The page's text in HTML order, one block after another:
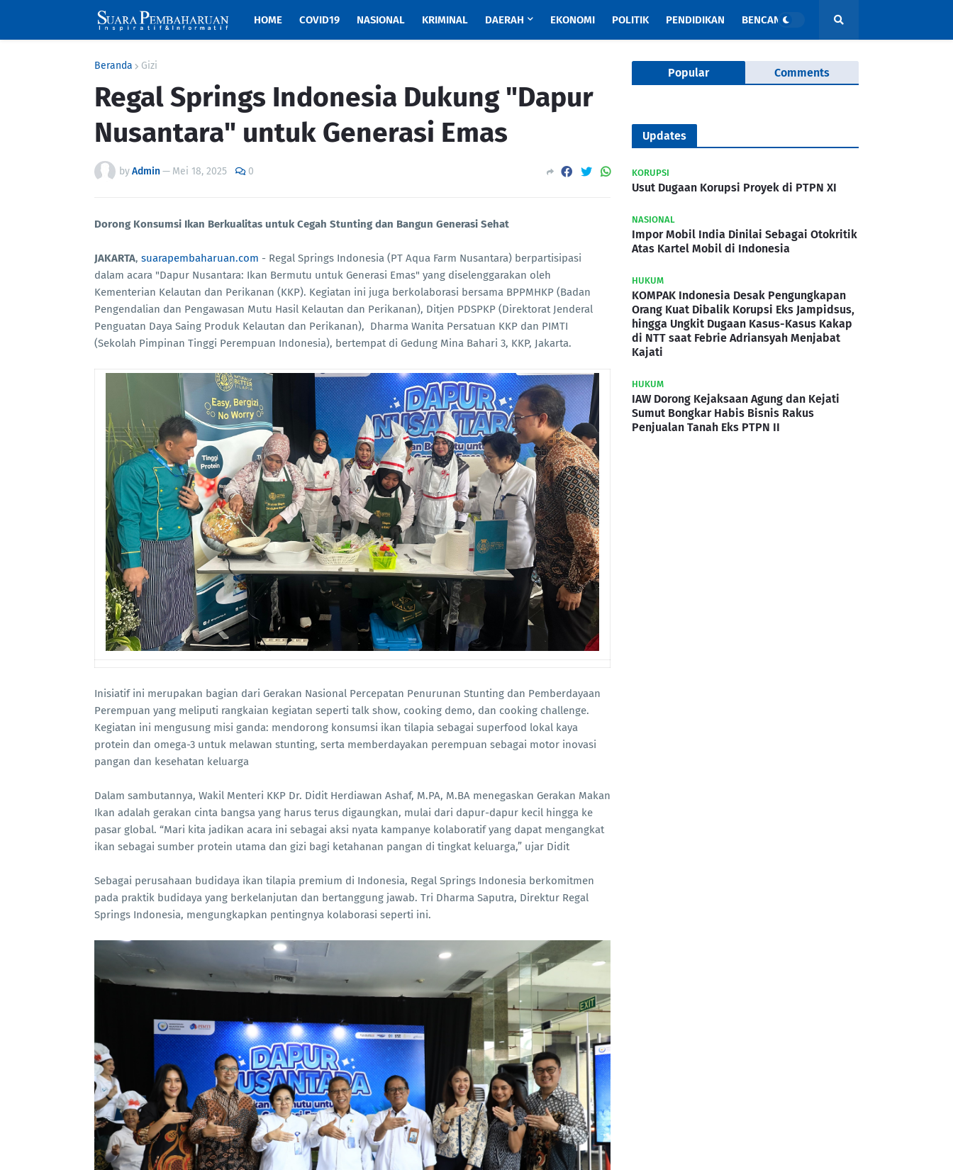
HOME COVID19 NASIONAL KRIMINAL DAERAH EKONOMI POLITIK PENDIDIKAN BENCANA
Beranda Gizi
Regal Springs Indonesia Dukung "Dapur
Nusantara" untuk Generasi Emas
byAdmin— Mei 18, 2025 0
Dorong Konsumsi Ikan Berkualitas untuk Cegah Stunting dan Bangun Generasi Sehat
JAKARTA, suarapembaharuan.com - Regal Springs Indonesia (PT Aqua Farm Nusantara) berpartisipasi
dalam acara "Dapur Nusantara: Ikan Bermutu untuk Generasi Emas" yang diselenggarakan oleh
Kementerian Kelautan dan Perikanan (KKP). Kegiatan ini juga berkolaborasi bersama BPPMHKP (Badan
Pengendalian dan Pengawasan Mutu Hasil Kelautan dan Perikanan), Ditjen PDSPKP (Direktorat Jenderal
Penguatan Daya Saing Produk Kelautan dan Perikanan), Dharma Wanita Persatuan KKP dan PIMTI
(Sekolah Pimpinan Tinggi Perempuan Indonesia), bertempat di Gedung Mina Bahari 3, KKP, Jakarta.
Inisiatif ini merupakan bagian dari Gerakan Nasional Percepatan Penurunan Stunting dan Pemberdayaan
Perempuan yang meliputi rangkaian kegiatan seperti talk show, cooking demo, dan cooking challenge.
Kegiatan ini mengusung misi ganda: mendorong konsumsi ikan tilapia sebagai superfood lokal kaya
protein dan omega-3 untuk melawan stunting, serta memberdayakan perempuan sebagai motor inovasi
pangan dan kesehatan keluarga
Dalam sambutannya, Wakil Menteri KKP Dr. Didit Herdiawan Ashaf, M.PA, M.BA menegaskan Gerakan Makan
Ikan adalah gerakan cinta bangsa yang harus terus digaungkan, mulai dari dapur-dapur kecil hingga ke
pasar global. “Mari kita jadikan acara ini sebagai aksi nyata kampanye kolaboratif yang dapat mengangkat
ikan sebagai sumber protein utama dan gizi bagi ketahanan pangan di tingkat keluarga,” ujar Didit
Sebagai perusahaan budidaya ikan tilapia premium di Indonesia, Regal Springs Indonesia berkomitmen
pada praktik budidaya yang berkelanjutan dan bertanggung jawab. Tri Dharma Saputra, Direktur Regal
Springs Indonesia, mengungkapkan pentingnya kolaborasi seperti ini.
Popular Comments
Updates
KORUPSI
Usut Dugaan Korupsi Proyek di PTPN XI
NASIONAL
Impor Mobil India Dinilai Sebagai Otokritik
Atas Kartel Mobil di Indonesia
HUKUM
KOMPAK Indonesia Desak Pengungkapan
Orang Kuat Dibalik Korupsi Eks Jampidsus,
hingga Ungkit Dugaan Kasus-Kasus Kakap
di NTT saat Febrie Adriansyah Menjabat
Kajati
HUKUM
IAW Dorong Kejaksaan Agung dan Kejati
Sumut Bongkar Habis Bisnis Rakus
Penjualan Tanah Eks PTPN II